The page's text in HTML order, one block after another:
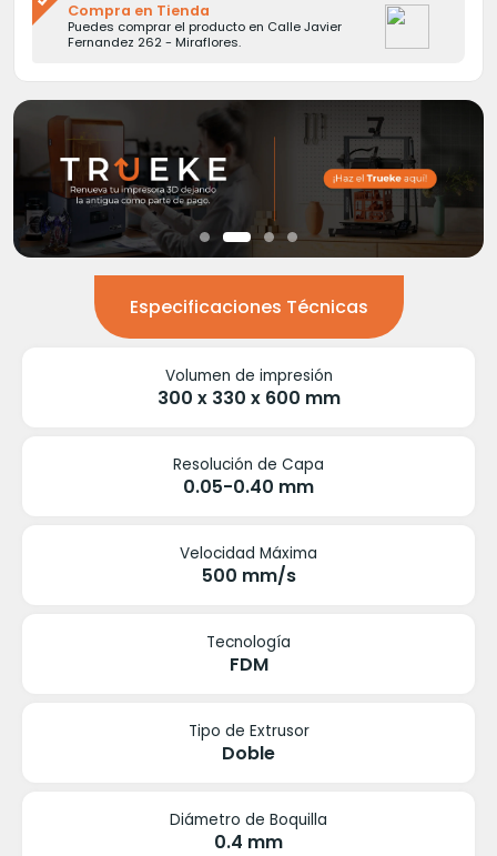
Compra en Tienda
Puedes comprar el producto en Calle Javier
Fernandez 262 - Miraflores.
Especificaciones Técnicas
Volumen de impresión
300 x 330 x 600 mm
Resolución de Capa
0.05-0.40 mm
Velocidad Máxima
500 mm/s
Tecnología
FDM
Tipo de Extrusor
Doble
Diámetro de Boquilla
0.4 mm